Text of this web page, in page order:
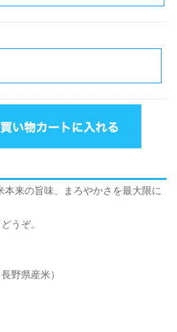
本来の旨味、まろやかさを最大限に
うぞ。
野県産米）